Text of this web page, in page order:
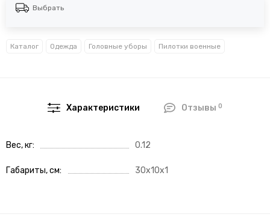
Выбрать
Каталог Одежда Головные уборы Пилотки военные
Характеристики Отзывы 0
Вес, кг 0.12
Габариты, см 30x10x1